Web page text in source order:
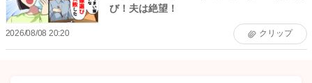
び！夫は絶望！
2026/08/08 20:20 クリップ